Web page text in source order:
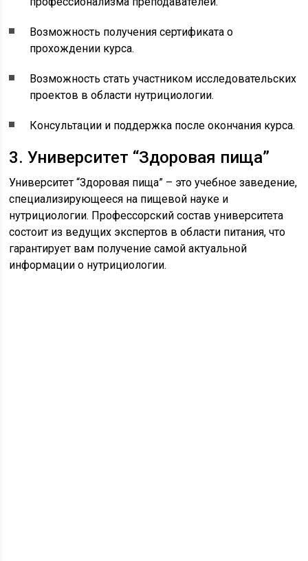
Возможность получения сертификата о
прохождении курса.
Возможность стать участником исследовательских
проектов в области нутрициологии.
Консультации и поддержка после окончания курса.
3. Университет “Здоровая пища”
Университет “Здоровая пища” – это учебное заведение,
специализирующееся на пищевой науке и
нутрициологии. Профессорский состав университета
состоит из ведущих экспертов в области питания, что
гарантирует вам получение самой актуальной
информации о нутрициологии.